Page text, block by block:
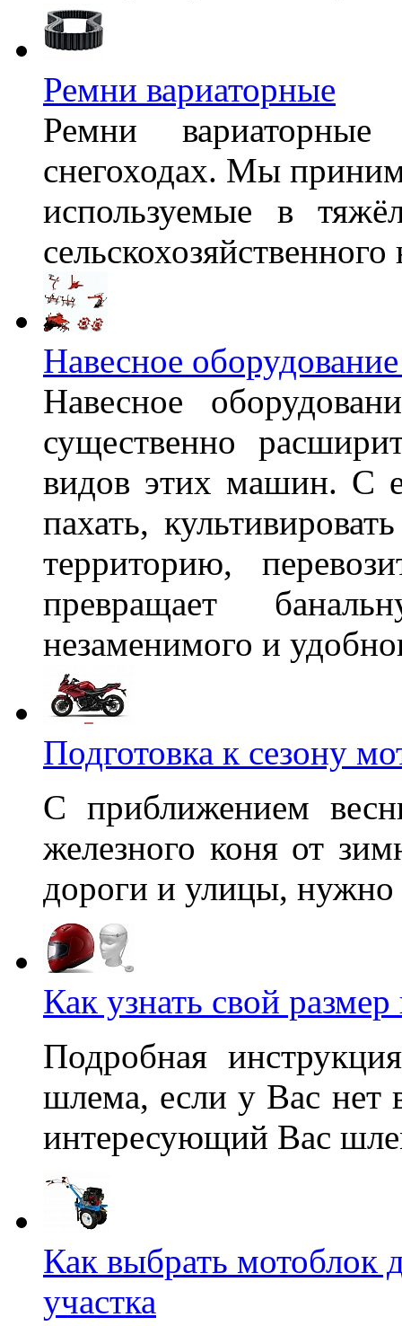
Ремни вариаторные
Ремни
снегоходах. Мы
используемые в
Навесное
Навесное
существенно
видов этих машин. С
пахать,
территорию,
превращает
незаменимого и
Подготовка к сезону
С приближением
железного коня от
дороги и улицы, нужно
Как узнать свой
Подробная
шлема, если у Вас нет
интересующий Вас
Как выбрать мотоблок
участка